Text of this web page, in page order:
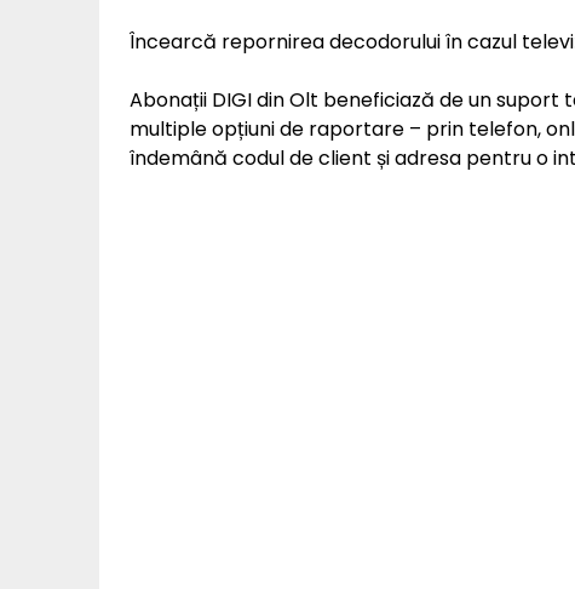
Încearcă repornirea decodorului în cazul
Abonații DIGI din Olt beneficiază de un
multiple opțiuni de raportare – prin telefon,
îndemână codul de client și adresa pentru o